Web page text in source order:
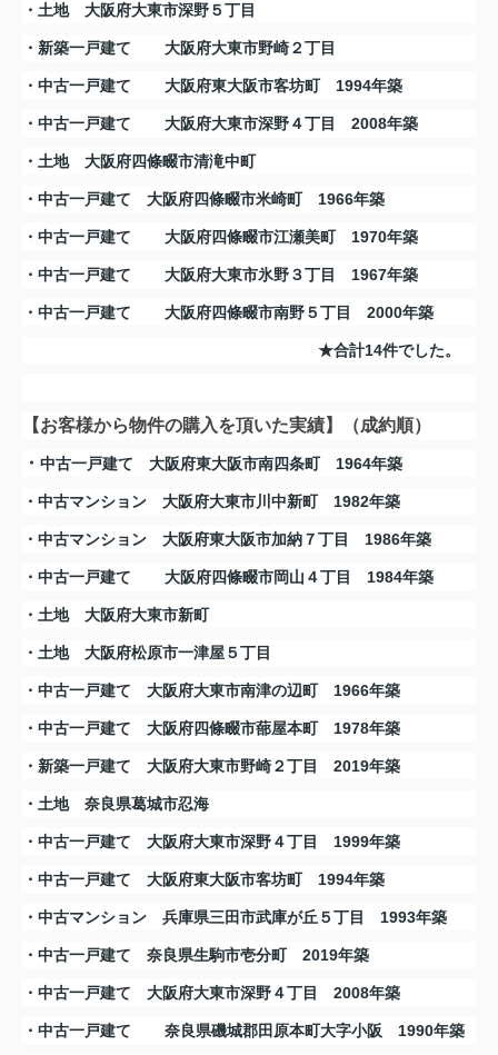
・土地 大阪府大東市深野５丁目
・新築一戸建て 大阪府大東市野崎２丁目
・中古一戸建て 大阪府東大阪市客坊町 1994年築
・中古一戸建て 大阪府大東市深野４丁目 2008年築
・土地 大阪府四條畷市清滝中町
・中古一戸建て 大阪府四條畷市米崎町 1966年築
・中古一戸建て 大阪府四條畷市江瀬美町 1970年築
・中古一戸建て 大阪府大東市氷野３丁目 1967年築
・中古一戸建て 大阪府四條畷市南野５丁目 2000年築
★合計14件でした。
【お客様から物件の購入を頂いた実績】（成約順）
・ 中古一戸建て 大阪府東大阪市南四条町 1964年築
・ 中古マンション 大阪府大東市川中新町 1982年築
・中古マンション 大阪府東大阪市加納７丁目 1986年築
・中古一戸建て 大阪府四條畷市岡山４丁目 1984年築
・土地 大阪府大東市新町
・土地 大阪府松原市一津屋５丁目
・中古一戸建て 大阪府大東市南津の辺町 1966年築
・中古一戸建て 大阪府四條畷市蔀屋本町 1978年築
・新築一戸建て 大阪府大東市野崎２丁目 2019年築
・土地 奈良県葛城市忍海
・中古一戸建て 大阪府大東市深野４丁目 1999年築
・中古一戸建て 大阪府東大阪市客坊町 1994年築
・中古マンション 兵庫県三田市武庫が丘５丁目 1993年築
・中古一戸建て 奈良県生駒市壱分町 2019年築
・中古一戸建て 大阪府大東市深野４丁目 2008年築
・中古一戸建て 奈良県磯城郡田原本町大字小阪 1990年築